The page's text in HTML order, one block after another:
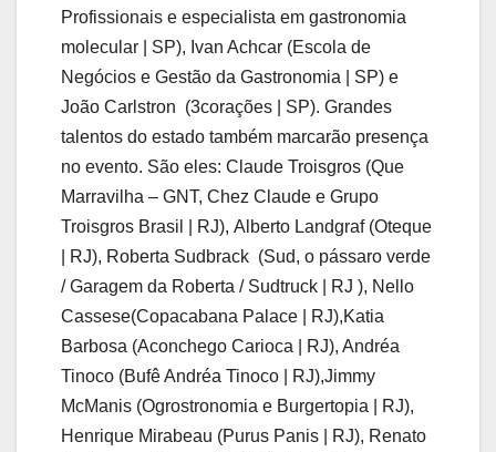
Profissionais e especialista em gastronomia
molecular | SP), Ivan Achcar (Escola de
Negócios e Gestão da Gastronomia | SP) e
João Carlstron (3corações | SP). Grandes
talentos do estado também marcarão presença
no evento. São eles: Claude Troisgros (Que
Marravilha – GNT, Chez Claude e Grupo
Troisgros Brasil | RJ), Alberto Landgraf (Oteque
| RJ), Roberta Sudbrack (Sud, o pássaro verde
/ Garagem da Roberta / Sudtruck | RJ ), Nello
Cassese(Copacabana Palace | RJ),Katia
Barbosa (Aconchego Carioca | RJ), Andréa
Tinoco (Bufê Andréa Tinoco | RJ),Jimmy
McManis (Ogrostronomia e Burgertopia | RJ),
Henrique Mirabeau (Purus Panis | RJ), Renato